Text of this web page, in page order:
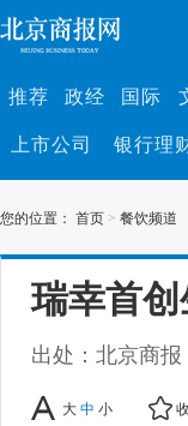
推荐 政经 国际
上市公司 银行理
您的位置： 首页 > 餐饮频道
瑞幸首
出处：北京商报
大 中 小